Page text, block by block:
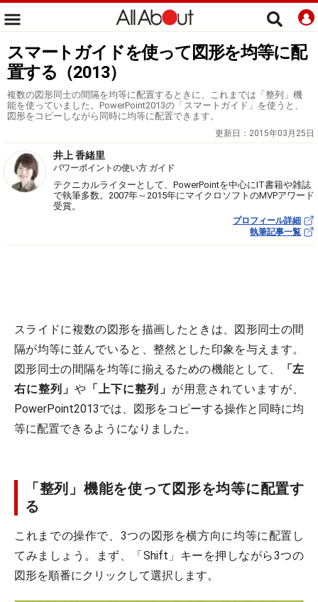
スマートガイドを使って図形を均等に配
置する（2013）
複数の図形同士の間隔を均等に配置するときに、これまでは「整列」機
能を使っていました。PowerPoint2013の「スマートガイド」を使うと、
図形をコピーしながら同時に均等に配置できます。
更新日： 2015年03月25日
井上 香緒里
パワーポイントの使い方 ガイド
テクニカルライターとして、PowerPointを中心にIT書籍や雑誌
で執筆多数。2007年～2015年にマイクロソフトのMVPアワード
受賞。
プロフィール詳細
執筆記事一覧
スライドに複数の図形を描画したときは、図形同士の間
隔が均等に並んでいると、整然とした印象を与えます。
図形同士の間隔を均等に揃えるための機能として、
「左
右に整列」や 「上下に整列」 が用意されていますが、
PowerPoint2013では、図形をコピーする操作と同時に均
等に配置できるようになりました。
「整列」機能を使って図形を均等に配置す
る
これまでの操作で、3つの図形を横方向に均等に配置し
てみましょう。まず、「Shift」キーを押しながら3つの
図形を順番にクリックして選択します。